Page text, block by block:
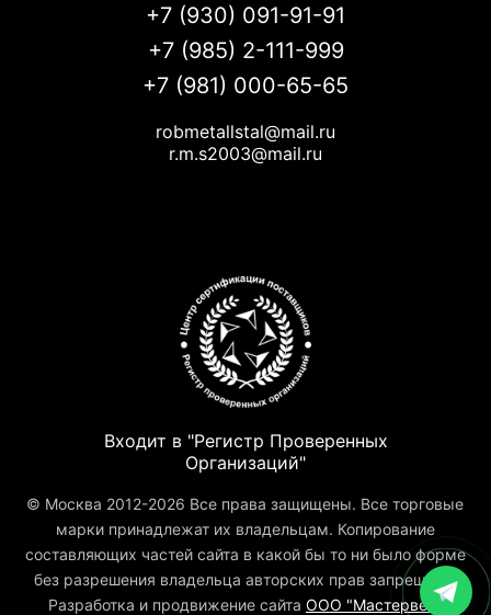
+7 (930) 091-91-91
+7 (985) 2-111-999
+7 (981) 000-65-65
robmetallstal@mail.ru
r.m.s2003@mail.ru
Входит в "Регистр Проверенных
Организаций"
© Москва 2012-2026 Все права защищены. Все торговые
марки принадлежат их владельцам. Копирование
составляющих частей сайта в какой бы то ни было форме
без разрешения владельца авторских прав запрещено.
Разработка и продвижение сайта ООО "Мастервеб"